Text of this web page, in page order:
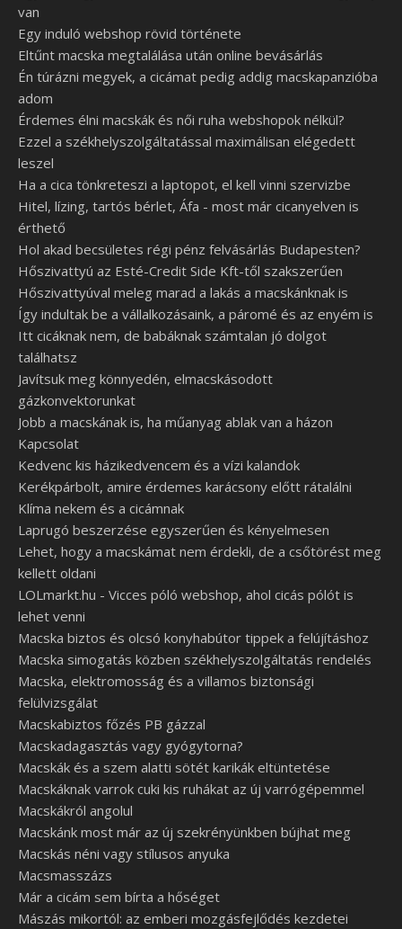
van
Egy induló webshop rövid története
Eltűnt macska megtalálása után online bevásárlás
Én túrázni megyek, a cicámat pedig addig macskapanzióba
adom
Érdemes élni macskák és női ruha webshopok nélkül?
Ezzel a székhelyszolgáltatással maximálisan elégedett
leszel
Ha a cica tönkreteszi a laptopot, el kell vinni szervizbe
Hitel, lízing, tartós bérlet, Áfa - most már cicanyelven is
érthető
Hol akad becsületes régi pénz felvásárlás Budapesten?
Hőszivattyú az Esté-Credit Side Kft-től szakszerűen
Hőszivattyúval meleg marad a lakás a macskánknak is
Így indultak be a vállalkozásaink, a páromé és az enyém is
Itt cicáknak nem, de babáknak számtalan jó dolgot
találhatsz
Javítsuk meg könnyedén, elmacskásodott
gázkonvektorunkat
Jobb a macskának is, ha műanyag ablak van a házon
Kapcsolat
Kedvenc kis házikedvencem és a vízi kalandok
Kerékpárbolt, amire érdemes karácsony előtt rátalálni
Klíma nekem és a cicámnak
Laprugó beszerzése egyszerűen és kényelmesen
Lehet, hogy a macskámat nem érdekli, de a csőtörést meg
kellett oldani
LOLmarkt.hu - Vicces póló webshop, ahol cicás pólót is
lehet venni
Macska biztos és olcsó konyhabútor tippek a felújításhoz
Macska simogatás közben székhelyszolgáltatás rendelés
Macska, elektromosság és a villamos biztonsági
felülvizsgálat
Macskabiztos főzés PB gázzal
Macskadagasztás vagy gyógytorna?
Macskák és a szem alatti sötét karikák eltüntetése
Macskáknak varrok cuki kis ruhákat az új varrógépemmel
Macskákról angolul
Macskánk most már az új szekrényünkben bújhat meg
Macskás néni vagy stílusos anyuka
Macsmasszázs
Már a cicám sem bírta a hőséget
Mászás mikortól: az emberi mozgásfejlődés kezdetei